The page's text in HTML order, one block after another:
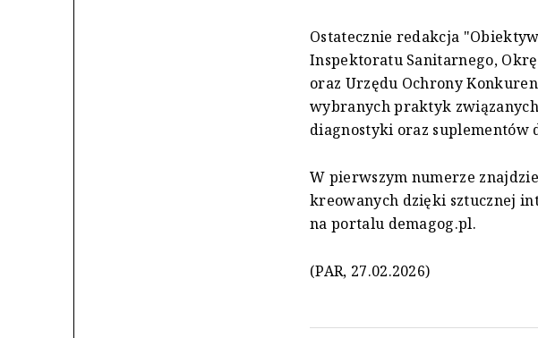
Ostatecznie redakcja
Inspektoratu Sanitarnego,
oraz Urzędu Ochrony
wybranych praktyk
diagnostyki oraz suplementów
W pierwszym numerze
kreowanych dzięki sztucznej
na portalu demagog.pl.
(PAR, 27.02.2026)